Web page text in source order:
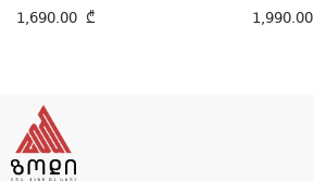
1,690.00 ₾ 1,990.00